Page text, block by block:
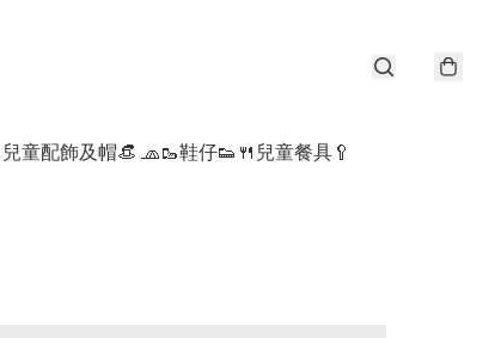
兒童配飾及帽👒 🧢🥾鞋仔👟 🍴兒童餐具🥄